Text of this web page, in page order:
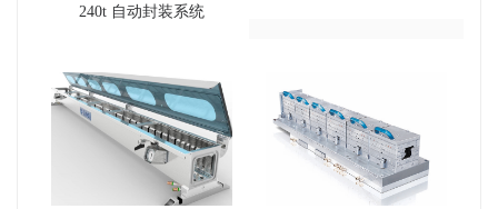
240t 自动封装系统